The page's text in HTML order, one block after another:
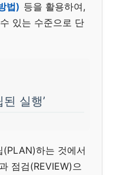
법) 등을 활용하여,
있는 수준으로 단
된 실행’
하는 것에서
점검(REVIEW)으